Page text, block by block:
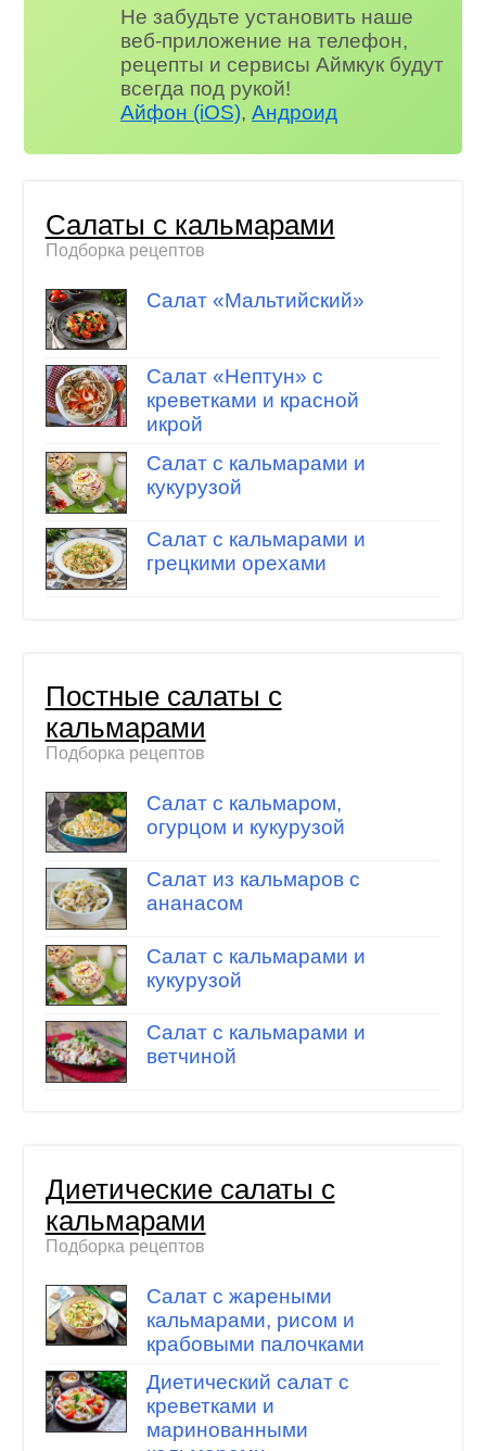
Не забудьте установить наше
веб-приложение на телефон,
рецепты и сервисы Аймкук будут
всегда под рукой!
Айфон (iOS),Андроид
Салаты с кальмарами
Подборка рецептов
Салат «Мальтийский»
Салат «Нептун» с
креветками и красной
икрой
Салат с кальмарами и
кукурузой
Салат с кальмарами и
грецкими орехами
Постные салаты с
кальмарами
Подборка рецептов
Салат с кальмаром,
огурцом и кукурузой
Салат из кальмаров с
ананасом
Салат с кальмарами и
кукурузой
Салат с кальмарами и
ветчиной
Диетические салаты с
кальмарами
Подборка рецептов
Салат с жареными
кальмарами, рисом и
крабовыми палочками
Диетический салат с
креветками и
маринованными